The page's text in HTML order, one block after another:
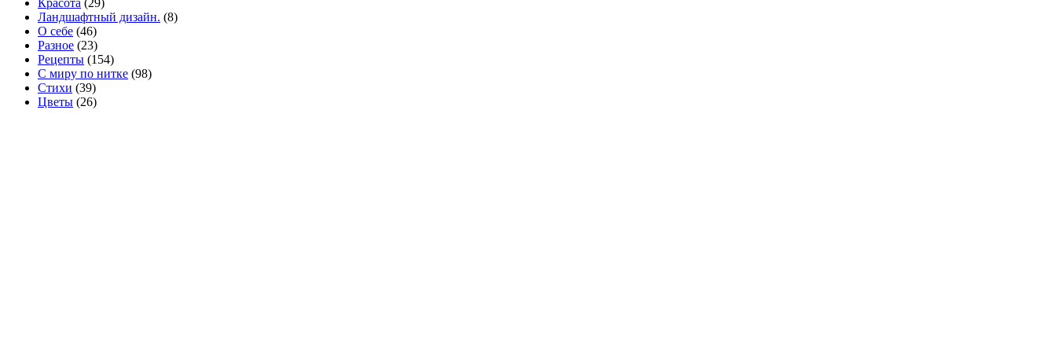
Красота (29)
Ландшафтный дизайн. (8)
О себе (46)
Разное (23)
Рецепты (154)
С миру по нитке (98)
Стихи (39)
Цветы (26)